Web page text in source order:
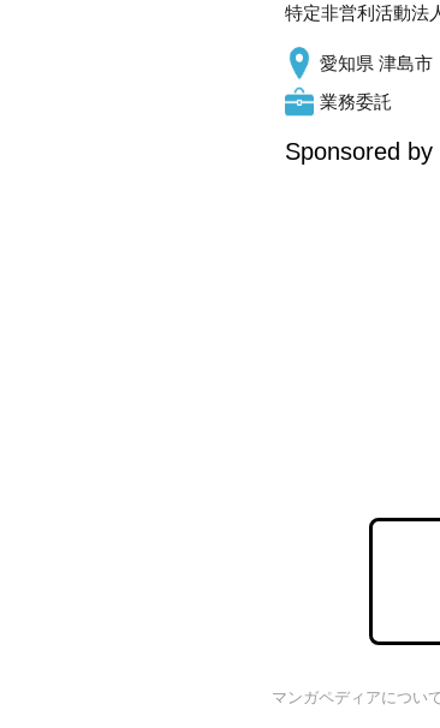
特定非営利活動法
愛知県 津島市
業務委託
Sponsored by
マンガペディアについ